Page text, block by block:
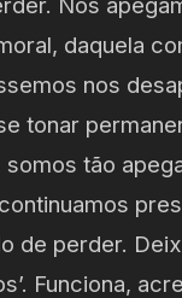
daquela
nos
tonar
tão
de perder.
Funciona,